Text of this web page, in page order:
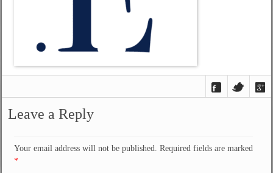
Leave a Reply
Your email address will not be published. Required fields are marked
*